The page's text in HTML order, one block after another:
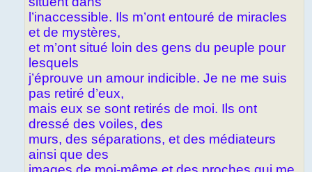
l’inaccessible. Ils m’ont entouré de miracles
et de mystères,
et m’ont situé loin des gens du peuple pour
lesquels
j’éprouve un amour indicible. Je ne me suis
pas retiré d’eux,
mais eux se sont retirés de moi. Ils ont
dressé des voiles, des
murs, des séparations, et des médiateurs
ainsi que des